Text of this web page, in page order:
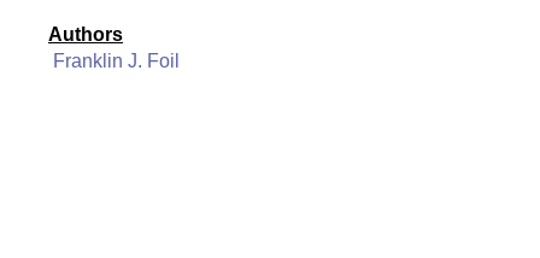
Authors
Franklin J. Foil